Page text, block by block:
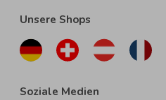
Unsere Shops
Soziale Medien